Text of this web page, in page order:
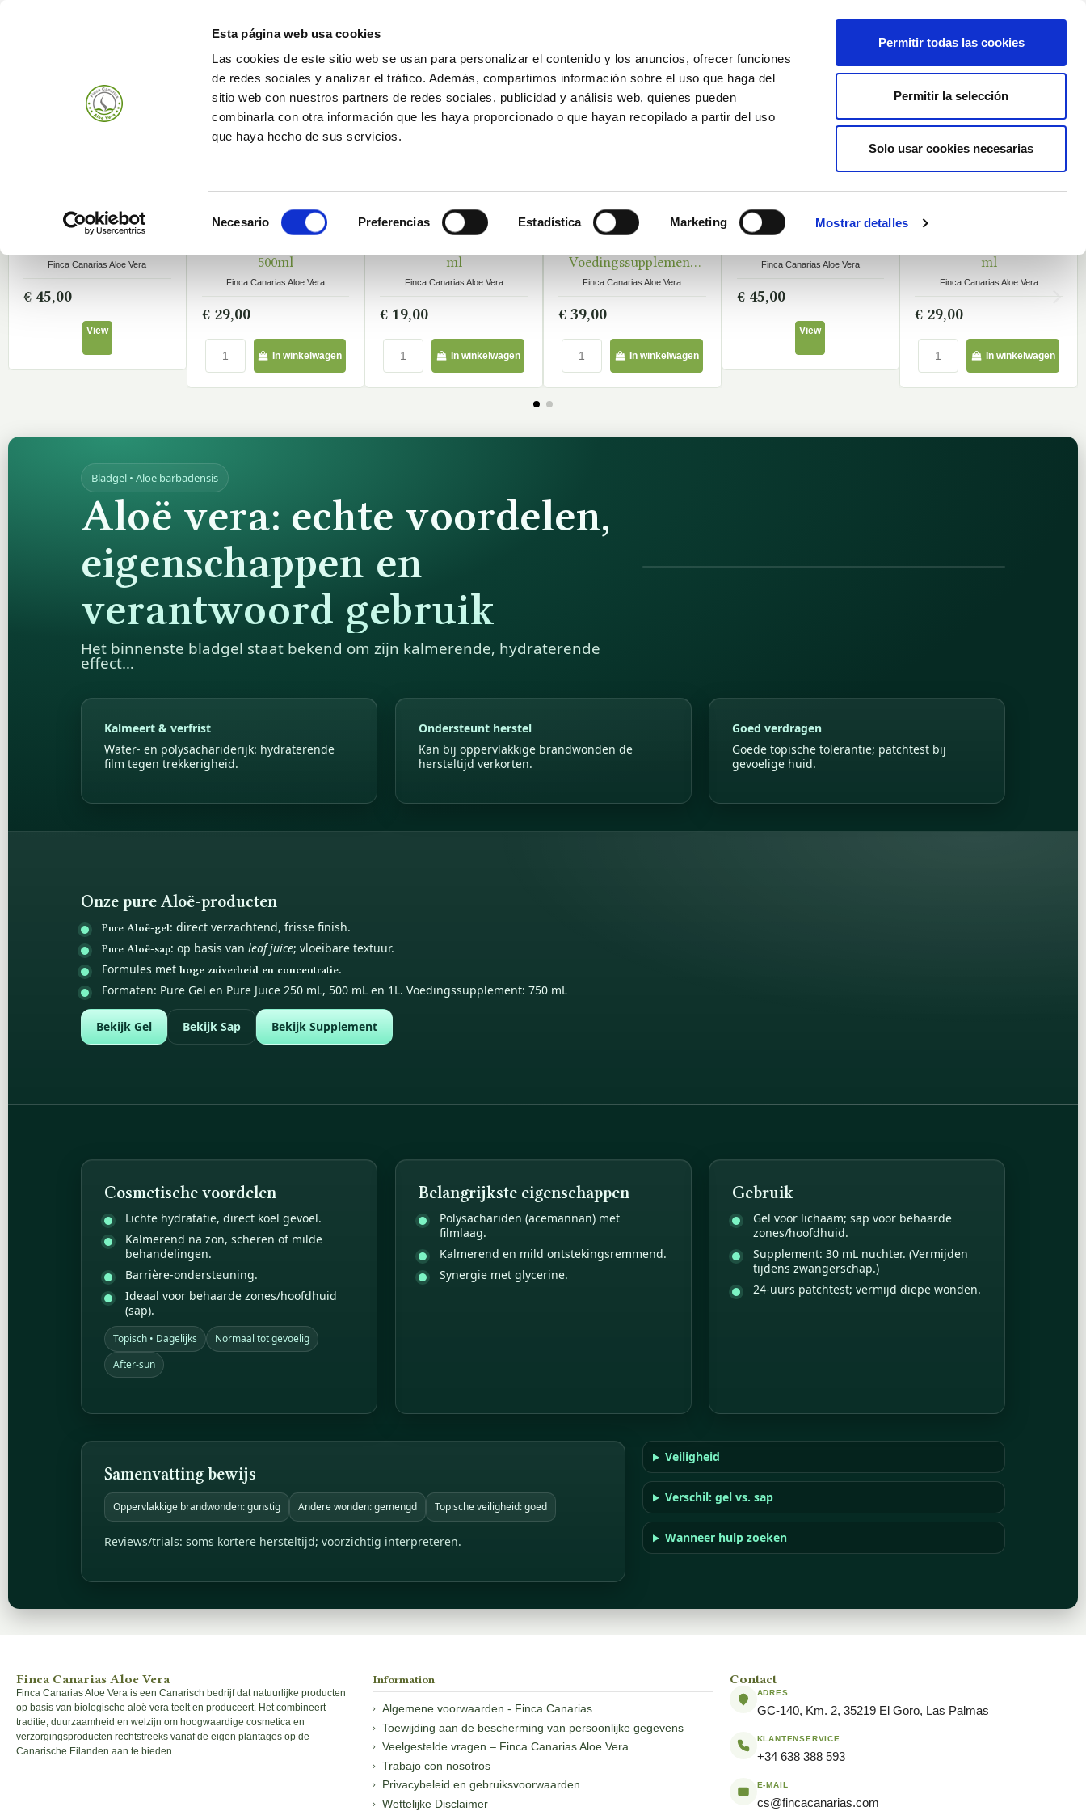
Esta página web usa cookies
Las cookies de este sitio web se usan para personalizar el contenido y los anuncios, ofrecer funciones
de redes sociales y analizar el tráfico. Además, compartimos información sobre el uso que haga del
sitio web con nuestros partners de redes sociales, publicidad y análisis web, quienes pueden
combinarla con otra información que les haya proporcionado o que hayan recopilado a partir del uso
que haya hecho de sus servicios.
Necesario Preferencias Estadística Marketing Mostrar detalles
Permitir todas las cookies
Permitir la selección
Solo usar cookies necesarias
Produits Bedrijf Bezoek reserveren DAKAR FOR LIFE
Inloggen
Producten die Aloë Vera bevatten
Finca Canarias Aloe Vera
€ 45,00
View
500ml
Finca Canarias Aloe Vera
€ 29,00
In winkelwagen
ml
Finca Canarias Aloe Vera
€ 19,00
In winkelwagen
Voedingssupplement
Op Basis Van Aloë Vera
Sap Met Vruchtvlees
Finca Canarias Aloe Vera
€ 39,00
In winkelwagen
Finca Canarias Aloe Vera
€ 45,00
View
ml
Finca Canarias Aloe Vera
€ 29,00
In winkelwagen
Bladgel • Aloe barbadensis
Aloë vera: echte voordelen,
eigenschappen en
verantwoord gebruik
Het binnenste bladgel staat bekend om zijn kalmerende, hydraterende
effect…
Kalmeert & verfrist
Water- en polysachariderijk: hydraterende
film tegen trekkerigheid.
Ondersteunt herstel
Kan bij oppervlakkige brandwonden de
hersteltijd verkorten.
Goed verdragen
Goede topische tolerantie; patchtest bij
gevoelige huid.
Onze pure Aloë-producten
Pure Aloë-gel: direct verzachtend, frisse finish.
Pure Aloë-sap: op basis van leaf juice; vloeibare textuur.
Formules met hoge zuiverheid en concentratie.
Formaten: Pure Gel en Pure Juice 250 mL, 500 mL en 1L. Voedingssupplement: 750 mL
Bekijk Gel Bekijk Sap Bekijk Supplement
Cosmetische voordelen
Lichte hydratatie, direct koel gevoel.
Kalmerend na zon, scheren of milde
behandelingen.
Barrière-ondersteuning.
Ideaal voor behaarde zones/hoofdhuid
(sap).
Topisch • Dagelijks
Normaal tot gevoelig
After-sun
Belangrijkste eigenschappen
Polysachariden (acemannan) met
filmlaag.
Kalmerend en mild ontstekingsremmend.
Synergie met glycerine.
Gebruik
Gel voor lichaam; sap voor behaarde
zones/hoofdhuid.
Supplement: 30 mL nuchter. (Vermijden
tijdens zwangerschap.)
24-uurs patchtest; vermijd diepe wonden.
Samenvatting bewijs
Oppervlakkige brandwonden: gunstig Andere wonden: gemengd Topische veiligheid: goed
Reviews/trials: soms kortere hersteltijd; voorzichtig interpreteren.
Veiligheid
Verschil: gel vs. sap
Wanneer hulp zoeken
Finca Canarias Aloe Vera
Finca Canarias Aloe Vera is een Canarisch bedrijf dat natuurlijke producten
op basis van biologische aloë vera teelt en produceert. Het combineert
traditie, duurzaamheid en welzijn om hoogwaardige cosmetica en
verzorgingsproducten rechtstreeks vanaf de eigen plantages op de
Canarische Eilanden aan te bieden.
Information
Algemene voorwaarden - Finca Canarias
Toewijding aan de bescherming van persoonlijke gegevens
Veelgestelde vragen – Finca Canarias Aloe Vera
Trabajo con nosotros
Privacybeleid en gebruiksvoorwaarden
Wettelijke Disclaimer
Contact
ADRES
GC-140, Km. 2, 35219 El Goro, Las Palmas
KLANTENSERVICE
+34 638 388 593
E-MAIL
cs@fincacanarias.com